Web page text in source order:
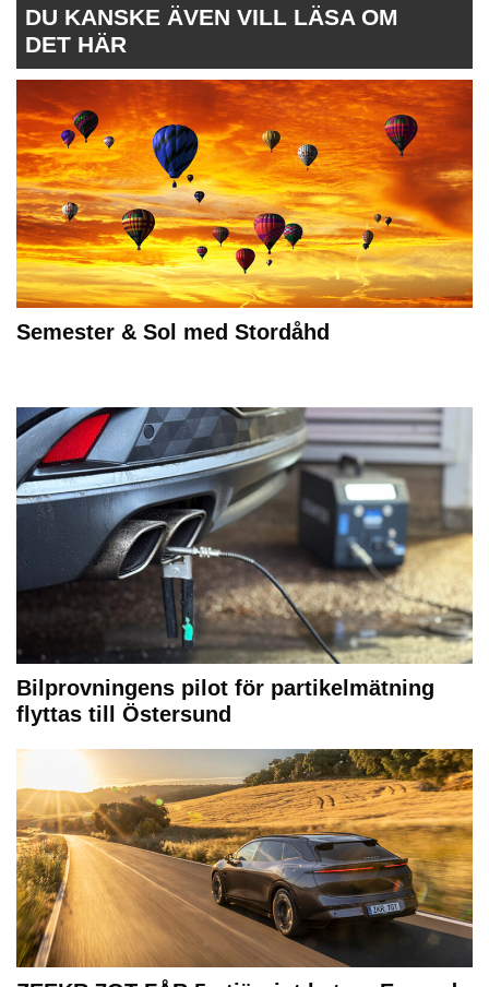
DU KANSKE ÄVEN VILL LÄSA OM
DET HÄR
Semester & Sol med Stordåhd
Bilprovningens pilot för partikelmätning
flyttas till Östersund